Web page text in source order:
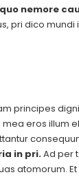
quo nemore
pri dico mundi
principes
eros illum
in pri.Ad per
atomorum.